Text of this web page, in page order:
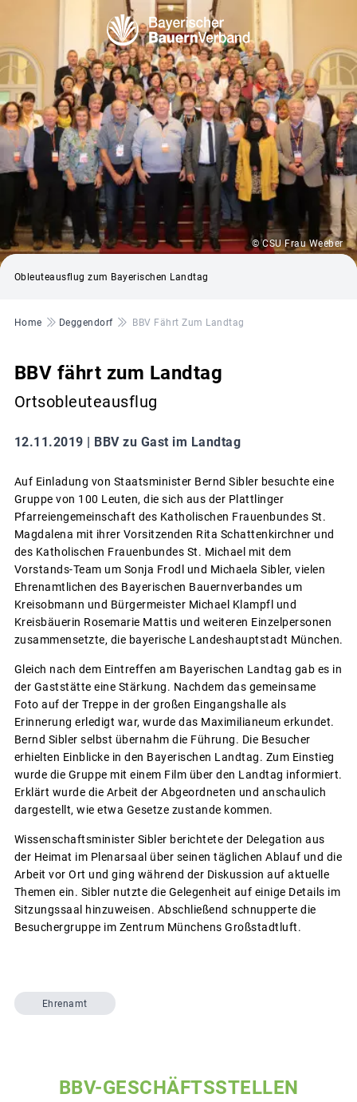
© CSU Frau Weeber
Obleuteausflug zum Bayerischen Landtag
Pfadnavigation
Home Deggendorf BBV Fährt Zum Landtag
BBV fährt zum Landtag
Ortsobleuteausflug
12.11.2019 | BBV zu Gast im Landtag
Auf Einladung von Staatsminister Bernd Sibler besuchte eine
Gruppe von 100 Leuten, die sich aus der Plattlinger
Pfarreiengemeinschaft des Katholischen Frauenbundes St.
Magdalena mit ihrer Vorsitzenden Rita Schattenkirchner und
des Katholischen Frauenbundes St. Michael mit dem
Vorstands-Team um Sonja Frodl und Michaela Sibler, vielen
Ehrenamtlichen des Bayerischen Bauernverbandes um
Kreisobmann und Bürgermeister Michael Klampfl und
Kreisbäuerin Rosemarie Mattis und weiteren Einzelpersonen
zusammensetzte, die bayerische Landeshauptstadt München.
Gleich nach dem Eintreffen am Bayerischen Landtag gab es in
der Gaststätte eine Stärkung. Nachdem das gemeinsame
Foto auf der Treppe in der großen Eingangshalle als
Erinnerung erledigt war, wurde das Maximilianeum erkundet.
Bernd Sibler selbst übernahm die Führung. Die Besucher
erhielten Einblicke in den Bayerischen Landtag. Zum Einstieg
wurde die Gruppe mit einem Film über den Landtag informiert.
Erklärt wurde die Arbeit der Abgeordneten und anschaulich
dargestellt, wie etwa Gesetze zustande kommen.
Wissenschaftsminister Sibler berichtete der Delegation aus
der Heimat im Plenarsaal über seinen täglichen Ablauf und die
Arbeit vor Ort und ging während der Diskussion auf aktuelle
Themen ein. Sibler nutzte die Gelegenheit auf einige Details im
Sitzungssaal hinzuweisen. Abschließend schnupperte die
Besuchergruppe im Zentrum Münchens Großstadtluft.
Ehrenamt
BBV-GESCHÄFTSSTELLEN